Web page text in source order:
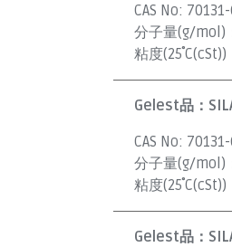
CAS No:
分子量(g/mol)
粘度(25˚C(cSt))
Gelest品：
CAS No:
分子量(g/mol)
粘度(25˚C(cSt))
Gelest品：